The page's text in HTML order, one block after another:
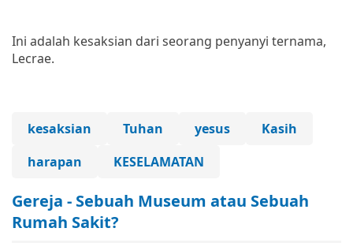
Ini adalah kesaksian dari seorang penyanyi ternama,
Lecrae.
kesaksian Tuhan yesus
Kasih
harapan
KESELAMATAN
Gereja - Sebuah Museum atau Sebuah
Rumah Sakit?